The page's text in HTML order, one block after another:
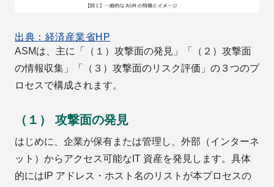
出典：経済産業省HP
ASMは、主に「（１）攻撃面の発見」「（２）攻撃面
の情報収集」「（３）攻撃面のリスク評価」の３つのプ
ロセスで構成されます。
（１） 攻撃面の発見
はじめに、企業が保有または管理し、外部（インターネ
ット）からアクセス可能なIT 資産を発見します。具体
的にはIP アドレス・ホスト名のリストが本プロセスの